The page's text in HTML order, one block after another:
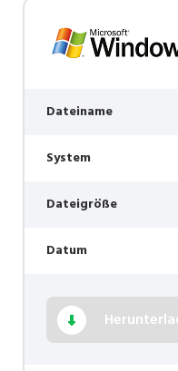
Dateiname
System
Dateigröße
Datum